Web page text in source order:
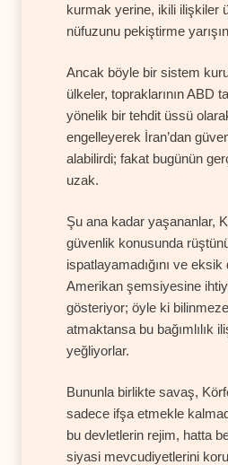
kurmak yerine, ikili ilişkiler
nüfuzunu pekiştirme
Ancak böyle bir sistem
ülkeler, topraklarının ABD
yönelik bir tehdit üssü
engelleyerek İran’dan
alabilirdi; fakat bugünün
uzak.
Şu ana kadar yaşananlar,
güvenlik konusunda
ispatlayamadığını ve
Amerikan şemsiyesine
gösteriyor; öyle ki
atmaktansa bu bağımlılık
yeğliyorlar.
Bununla birlikte savaş,
sadece ifşa etmekle
bu devletlerin rejim, hatta
siyasi mevcudiyetlerini